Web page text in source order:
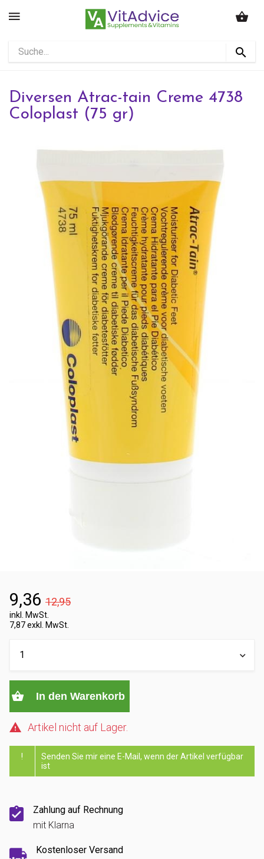
Diversen Atrac-tain Creme 4738
Coloplast (75 gr)
9,36 12,95
inkl. MwSt.
7,87 exkl. MwSt.
In den Warenkorb
Artikel nicht auf Lager.
!
Senden Sie mir eine E-Mail, wenn der Artikel verfügbar
ist
Zahlung auf Rechnung
mit Klarna
Kostenloser Versand